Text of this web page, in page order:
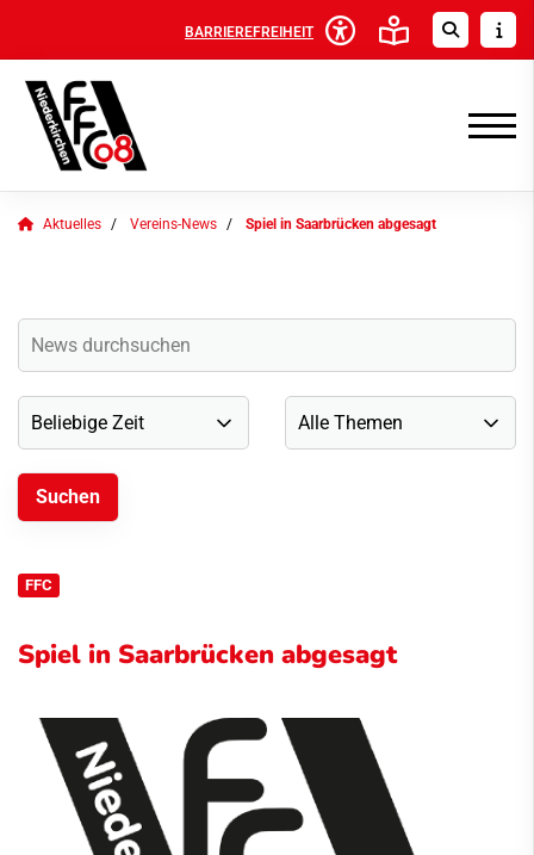
BARRIEREFREIHEIT
Aktuelles Vereins-News Spiel in Saarbrücken abgesagt
FFC
Spiel in Saarbrücken abgesagt